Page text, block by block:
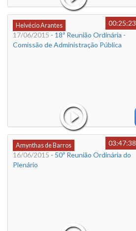
Helvécio Arantes
00:25:23
17/06/2015 - 18ª Reunião Ordinária -
Comissão de Administração Pública
Amynthas de Barros
03:47:38
16/06/2015 - 50ª Reunião Ordinária do
Plenário